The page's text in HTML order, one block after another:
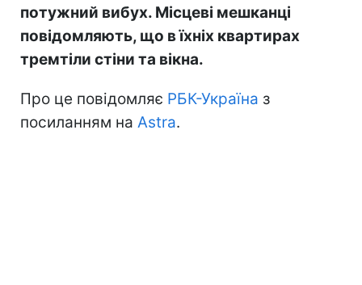
потужний вибух. Місцеві мешканці
повідомляють, що в їхніх квартирах
тремтіли стіни та вікна.
Про це повідомляє РБК-Україна з
посиланням на Astra.